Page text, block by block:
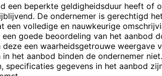
een beperkte geldigheidsduur heeft
De ondernemer is gerechtigd
een volledige en nauwkeurige
goede beoordeling van het aanbod
een waarheidsgetrouwe weergave
het aanbod binden de ondernemer niet.
specificaties gegevens in het aanbod